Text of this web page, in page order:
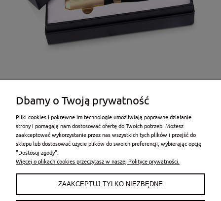
POMOC
PŁATNOŚCI I DOSTAWA
Dbamy o Twoją prywatność
Pliki cookies i pokrewne im technologie umożliwiają poprawne działanie
strony i pomagają nam dostosować ofertę do Twoich potrzeb. Możesz
zaakceptować wykorzystanie przez nas wszystkich tych plików i przejść do
sklepu lub dostosować użycie plików do swoich preferencji, wybierając opcję
"Dostosuj zgody".
Więcej o plikach cookies przeczytasz w naszej Polityce prywatności.
ZAAKCEPTUJ TYLKO NIEZBĘDNE